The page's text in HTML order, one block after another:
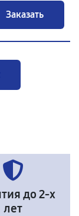
Заказать
до 2-х
лет